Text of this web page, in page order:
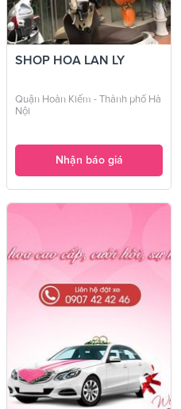
SHOP HOA LAN LY
Quận Hoàn Kiếm - Thành phố Hà
Nội
Nhận báo giá